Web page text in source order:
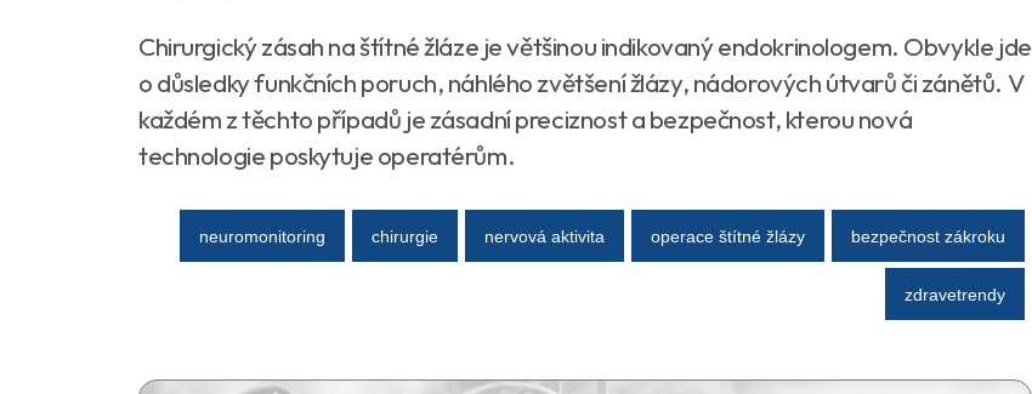
Chirurgický zásah na štítné žláze je většinou indikovaný endokrinologem. Obvykle jde
o důsledky funkčních poruch, náhlého zvětšení žlázy, nádorových útvarů či zánětů. V
každém z těchto případů je zásadní preciznost a bezpečnost, kterou nová
technologie poskytuje operatérům.
neuromonitoring chirurgie nervová aktivita operace štítné žlázy bezpečnost zákroku
zdravetrendy